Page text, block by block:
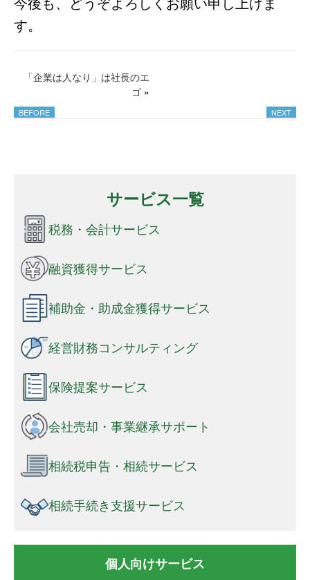
す。
「企業は人なり」は社長のエ
ゴ»
サービス一覧
税務・会計サービス
融資獲得サービス
補助金・助成金獲得サービス
経営財務コンサルティング
保険提案サービス
会社売却・事業継承サポート
相続税申告・相続サービス
相続手続き支援サービス
個人向けサービス